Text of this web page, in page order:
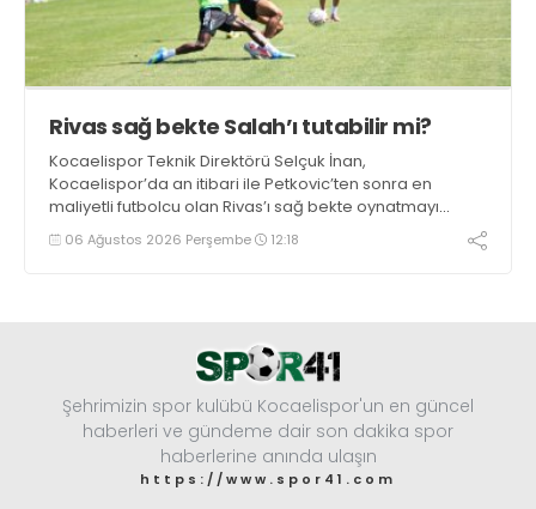
Rivas sağ bekte Salah’ı tutabilir mi?
Kocaelispor Teknik Direktörü Selçuk İnan,
Kocaelispor’da an itibari ile Petkovic’ten sonra en
maliyetli futbolcu olan Rivas’ı sağ bekte oynatmayı
düşünüyor.
06 Ağustos 2026 Perşembe 12:18
Şehrimizin spor kulübü Kocaelispor'un en güncel
haberleri ve gündeme dair son dakika spor
haberlerine anında ulaşın
https://www.spor41.com